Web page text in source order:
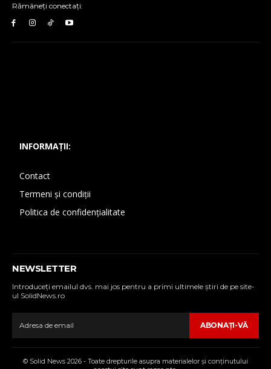
Rămâneți conectați:
INFORMAȚII:
Contact
Termeni și condiții
Politica de confidențialitate
NEWSLETTER
Introduceţi emailul dvs. mai jos pentru a primi ultimele ştiri de pe site-
ul SolidNews.ro
ABONAŢI-VĂ
© Solid News 2026 - Toate drepturile asupra materialelor şi conţinutului